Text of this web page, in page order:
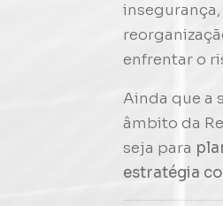
enfrentar o
Ainda que a
âmbito da
seja para
estratégia